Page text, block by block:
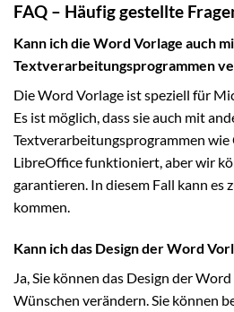
FAQ – Häufig gestellte
Kann ich die Word Vorlage auch
Textverarbeitungsprogrammen
Die Word Vorlage ist speziell für
Es ist möglich, dass sie auch mit
Textverarbeitungsprogrammen
LibreOffice funktioniert, aber wir
garantieren. In diesem Fall kann es
kommen.
Kann ich das Design der Word
Ja, Sie können das Design der
Wünschen verändern. Sie können